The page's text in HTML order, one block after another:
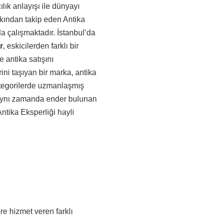
anlayışı ile dünyayı
takip eden Antika
çalışmaktadır. İstanbul’da
, eskicilerden farklı bir
satışını
taşıyan bir marka, antika
uzmanlaşmış
zamanda ender bulunan
Eksperliği hayli
hizmet veren farklı